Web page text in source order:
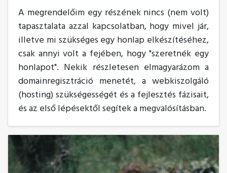
A megrendelőim egy részének nincs (nem volt)
tapasztalata azzal kapcsolatban, hogy mivel jár,
illetve mi szükséges egy honlap elkészítéséhez,
csak annyi volt a fejében, hogy "szeretnék egy
honlapot". Nekik részletesen elmagyarázom a
domainregisztráció menetét, a webkiszolgáló
(hosting) szükségességét és a fejlesztés fázisait,
és az első lépésektől segítek a megvalósításban.